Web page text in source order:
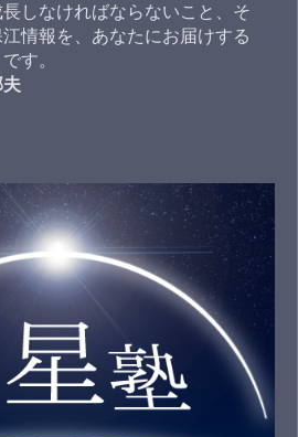
しなければならないこと、そ
情報を、あなたにお届けする
す。
夫